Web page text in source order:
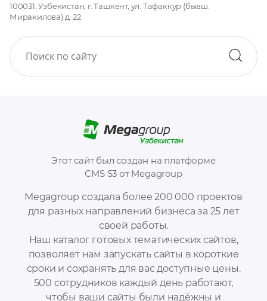
Megagroup создала более 200 000 проектов
для разных направлений бизнеса за 25 лет
своей работы.
Наш каталог готовых тематических сайтов,
позволяет нам запускать сайты в короткие
сроки и сохранять для вас доступные цены.
500 сотрудников каждый день работают,
чтобы ваши сайты были надёжны и
Этот сайт был создан на платформе
CMS S3 от Megagroup
100031, Узбекистан, г. Ташкент, ул. Тафаккур (бывш.
Миракилова) д. 22